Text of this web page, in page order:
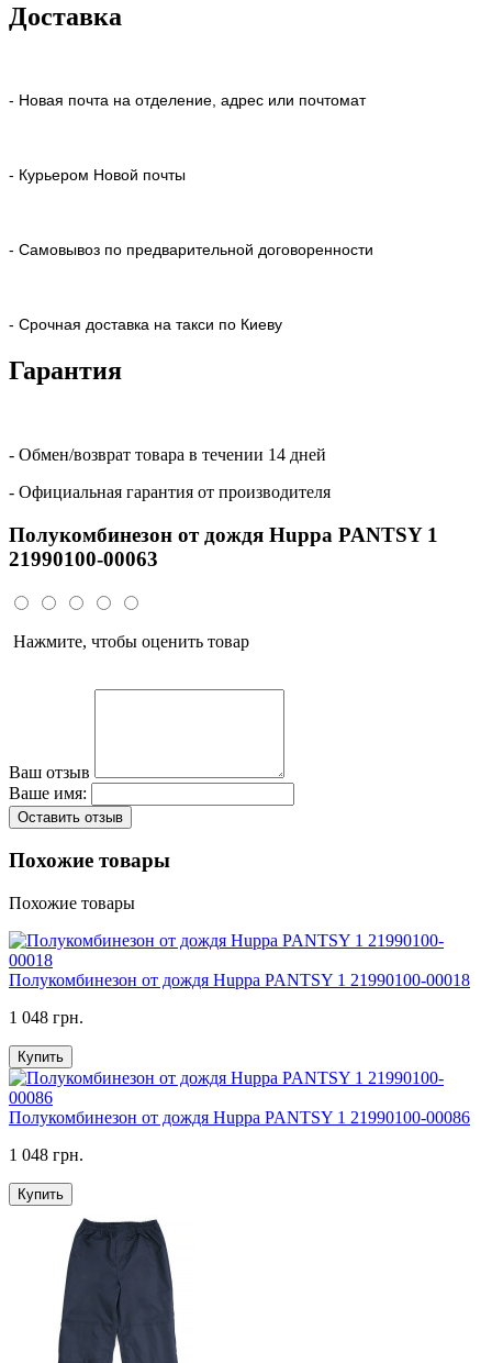
Доставка
- Новая почта на отделение, адрес или почтомат
- Курьером Новой почты
- Самовывоз по предварительной договоренности
- Срочная доставка на такси по Киеву
Гарантия
- Обмен/возврат товара в течении 14 дней
- Официальная гарантия от производителя
Полукомбинезон от дождя Huppa PANTSY 1
21990100-00063
Нажмите, чтобы оценить товар
Ваш отзыв
Ваше имя:
Оставить отзыв
Похожие товары
Похожие товары
Полукомбинезон от дождя Huppa PANTSY 1 21990100-00018
1 048 грн.
Купить
Полукомбинезон от дождя Huppa PANTSY 1 21990100-00086
1 048 грн.
Купить